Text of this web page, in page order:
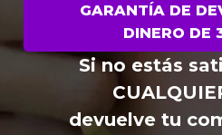
GARANTÍA DE
DINERO DE
Si no estás
devuelve tu